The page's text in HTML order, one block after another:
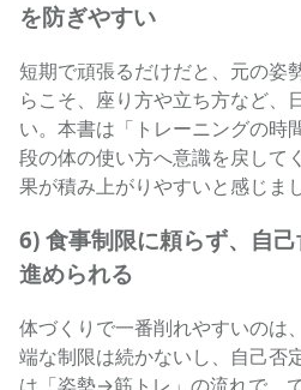
を防ぎやすい
短期で頑張るだけだと、元の姿
らこそ、座り方や立ち方など、
い。本書は「トレーニングの時
段の体の使い方へ意識を戻して
果が積み上がりやすいと感じまし
6) 食事制限に頼らず、自
進められる
体づくりで一番削れやすいのは
端な制限は続かないし、自己否